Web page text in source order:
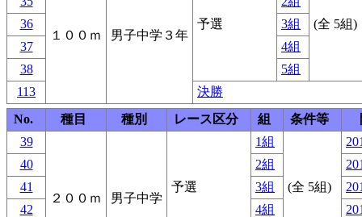
１００ｍ 男子中学３年
予選 (全 5組)
36
3組
37
4組
38
5組
113
決勝
No.
種目 種別 レース区分 組 条件等
39
２００ｍ 男子中学
予選
1組
(全 5組)
40
2組
41
3組
42
4組